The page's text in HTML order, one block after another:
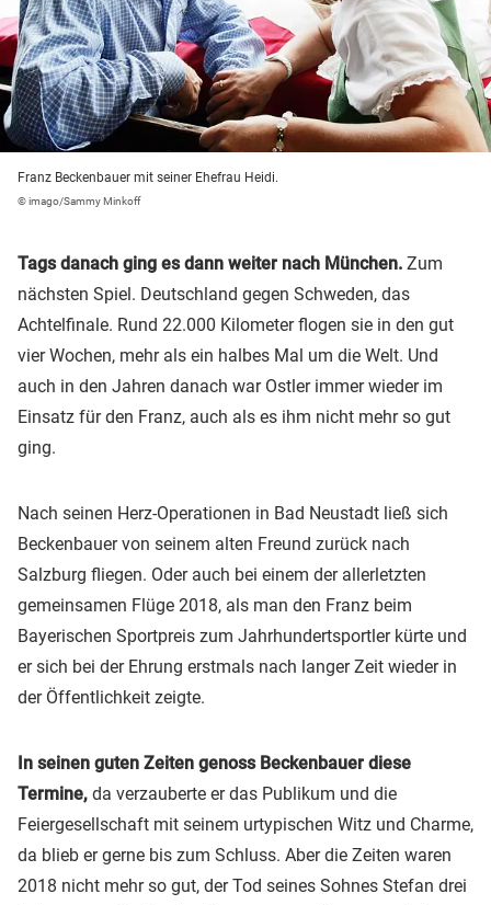
Franz Beckenbauer mit seiner Ehefrau Heidi.
© imago/Sammy Minkoff
Tags danach ging es dann weiter nach München. Zum
nächsten Spiel. Deutschland gegen Schweden, das
Achtelfinale. Rund 22.000 Kilometer flogen sie in den gut
vier Wochen, mehr als ein halbes Mal um die Welt. Und
auch in den Jahren danach war Ostler immer wieder im
Einsatz für den Franz, auch als es ihm nicht mehr so gut
ging.
Nach seinen Herz-Operationen in Bad Neustadt ließ sich
Beckenbauer von seinem alten Freund zurück nach
Salzburg fliegen. Oder auch bei einem der allerletzten
gemeinsamen Flüge 2018, als man den Franz beim
Bayerischen Sportpreis zum Jahrhundertsportler kürte und
er sich bei der Ehrung erstmals nach langer Zeit wieder in
der Öffentlichkeit zeigte.
In seinen guten Zeiten genoss Beckenbauer diese
Termine, da verzauberte er das Publikum und die
Feiergesellschaft mit seinem urtypischen Witz und Charme,
da blieb er gerne bis zum Schluss. Aber die Zeiten waren
2018 nicht mehr so gut, der Tod seines Sohnes Stefan drei